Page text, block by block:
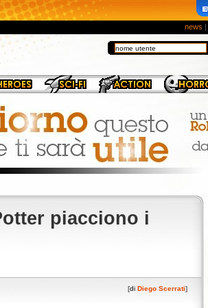
news |
piacciono i
[di Diego Scerrati]